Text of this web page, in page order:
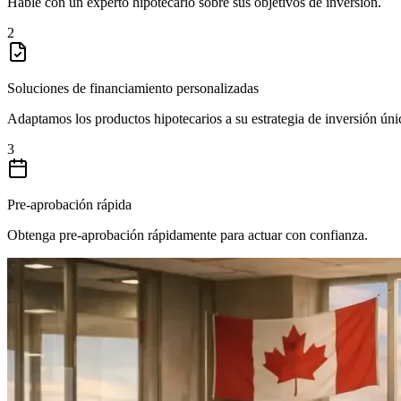
2
Soluciones de financiamiento personalizadas
Adaptamos los productos hipotecarios a su estrategia de inversión
3
Pre-aprobación rápida
Obtenga pre-aprobación rápidamente para actuar con confianza.